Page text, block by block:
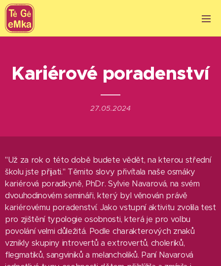
Kariérové poradenství
27.05.2024
"Už za rok o této době budete vědět, na kterou střední
školu jste přijati." Těmito slovy přivítala naše osmáky
kariérová poradkyně, PhDr. Sylvie Navarová, na svém
dvouhodinovém semináři, který byl věnován právě
kariérovému poradenství. Jako vstupní aktivitu zvolila test
pro zjištění typologie osobnosti, která je pro volbu
povolání velmi důležitá. Podle charakterových znaků
vznikly skupiny introvertů a extrovertů, choleriků,
flegmatiků, sangviniků a melancholiků. Paní Navarová